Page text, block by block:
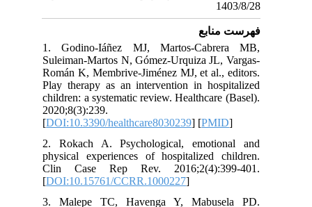
1. Godino-Iáñez MJ, Martos-
Suleiman-Martos N, Gómez-Urquiza
Román K, Membrive-Jiménez MJ, et
Play therapy as an intervention in
children: a systematic review.
[DOI:10.3390/healthcare8030239
2. Rokach A. Psychological,
physical experiences of hospitalized
Clin Case Rep Rev.
[DOI:10.15761/CCRR.1000227
3. Malepe TC, Havenga Y,